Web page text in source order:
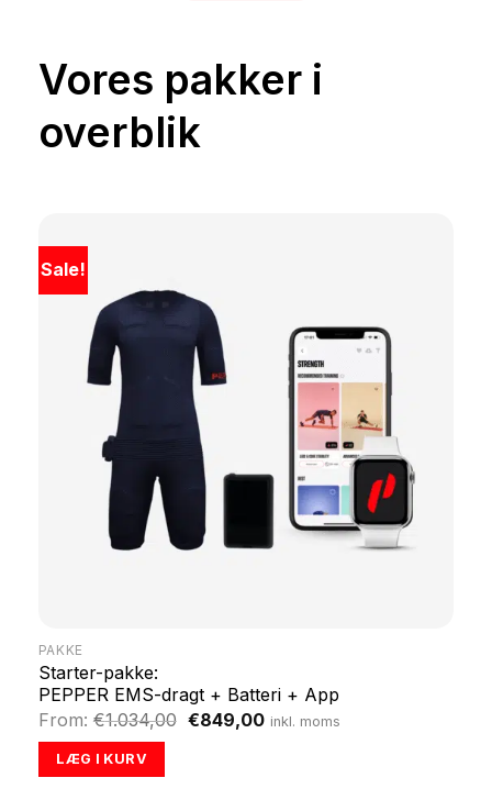
Vores pakker i
overblik
Sale!
PAKKE
Starter-pakke:
PEPPER EMS-dragt + Batteri + App
From: €1.034,00 Original
€849,00Current
inkl. moms
LÆG I KURV